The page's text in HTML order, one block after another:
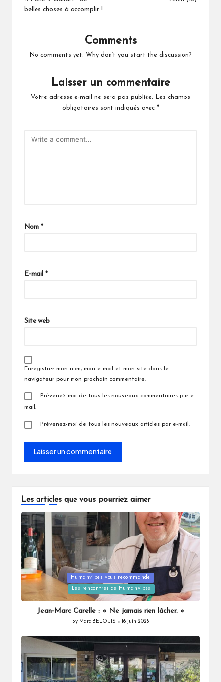
belles choses à accomplir !
Comments
No comments yet. Why don’t you start the discussion?
Laisser un commentaire
Votre adresse e-mail ne sera pas publiée.
Les champs
obligatoires sont indiqués avec *
Nom *
E-mail *
Site web
Enregistrer mon nom, mon e-mail et mon site dans le
navigateur pour mon prochain commentaire.
Prévenez-moi de tous les nouveaux commentaires par e-
mail.
Prévenez-moi de tous les nouveaux articles par e-mail.
Les articles que vous pourriez aimer
Posted
Humanvibes vous recommande
Les rencontres de Humanvibes
Jean-Marc Carelle : « Ne jamais rien lâcher. »
Posted
By Marc BELOUIS 16 juin 2026